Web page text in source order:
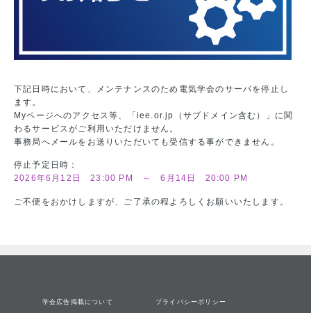
下記日時において、メンテナンスのため電気学会のサーバを停止し
ます。
Myページへのアクセス等、「iee.or.jp（サブドメイン含む）」に関
わるサービスがご利用いただけません。
事務局へメールをお送りいただいても受信する事ができません。
停止予定日時：
2026年6月12日 23:00 PM ～ 6月14日 20:00 PM
ご不便をおかけしますが、ご了承の程よろしくお願いいたします。
学会広告掲載について プライバシーポリシー